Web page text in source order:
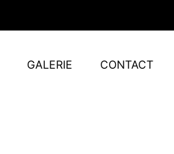
GALERIE CONTACT